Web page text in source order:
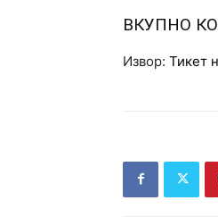
ВКУПНО
Извор: Тикет